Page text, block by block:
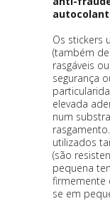
Os stickers
(também
rasgáveis
segurança
elevada
num
utilizados
(são
pequena
firmemente
se em